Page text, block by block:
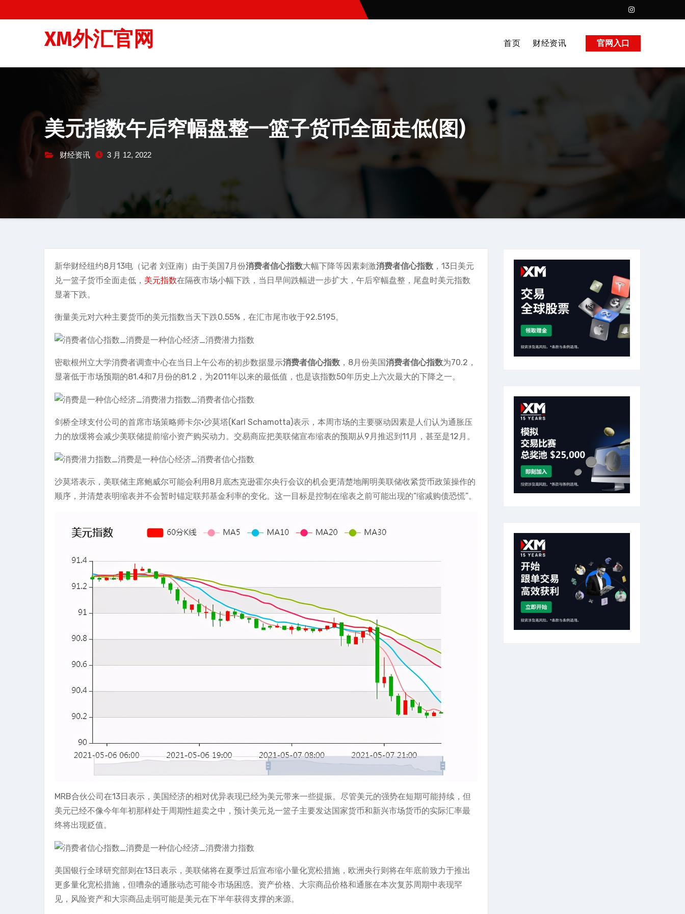
至
XM外汇官网 首页 财经资讯 官网入口
美元指数午后窄幅盘整一篮子货币全面走低(图)
财经资讯 3 月 12, 2022
新华财经纽约8月13电（记者 刘亚南）由于美国7月份消费者信心指数大幅下降等因素刺激消费者信心指数 ，13日美元
兑一篮子货币全面走低， 美元指数在隔夜市场小幅下跌，当日早间跌幅进一步扩大，午后窄幅盘整，尾盘时美元指数
显著下跌。
衡量美元对六种主要货币的美元指数当天下跌0.55%，在汇市尾市收于92.5195。
密歇根州立大学消费者调查中心在当日上午公布的初步数据显示消费者信心指数 ，8月份美国消费者信心指数为70.2，
显著低于市场预期的81.4和7月份的81.2，为2011年以来的最低值，也是该指数50年历史上六次最大的下降之一。
剑桥全球支付公司的首席市场策略师卡尔•沙莫塔(Karl Schamotta)表示，本周市场的主要驱动因素是人们认为通胀压
力的放缓将会减少美联储提前缩小资产购买动力。交易商应把美联储宣布缩表的预期从9月推迟到11月，甚至是12月。
沙莫塔表示，美联储主席鲍威尔可能会利用8月底杰克逊霍尔央行会议的机会更清楚地阐明美联储收紧货币政策操作的
顺序，并清楚表明缩表并不会暂时锚定联邦基金利率的变化。这一目标是控制在缩表之前可能出现的“缩减购债恐慌”。
MRB合伙公司在13日表示，美国经济的相对优异表现已经为美元带来一些提振。尽管美元的强势在短期可能持续，但
美元已经不像今年年初那样处于周期性超卖之中，预计美元兑一篮子主要发达国家货币和新兴市场货币的实际汇率最
终将出现贬值。
美国银行全球研究部则在13日表示，美联储将在夏季过后宣布缩小量化宽松措施，欧洲央行则将在年底前致力于推出
更多量化宽松措施，但嘈杂的通胀动态可能令市场困惑。资产价格、大宗商品价格和通胀在本次复苏周期中表现罕
见，风险资产和大宗商品走弱可能是美元在下半年获得支撑的来源。